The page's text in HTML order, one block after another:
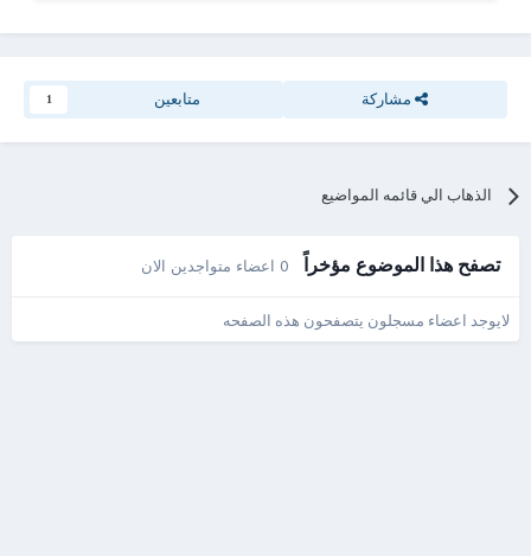
مشاركة متابعين 1
الذهاب الي قائمه المواضيع
تصفح هذا الموضوع مؤخراً 0 اعضاء متواجدين الان
لايوجد اعضاء مسجلون يتصفحون هذه الصفحه